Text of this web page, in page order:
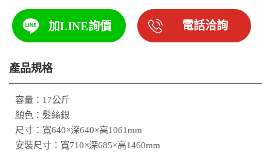
加LINE詢價 電話洽詢
產品規格
容量：17公斤
顏色：髮絲銀
尺寸：寬640×深640×高1061mm
安裝尺寸：寬710×深685×高1460mm